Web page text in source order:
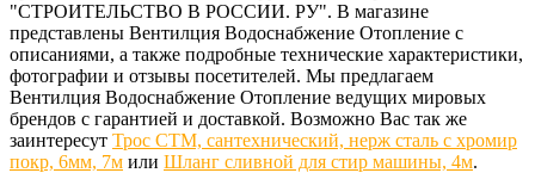
"СТРОИТЕЛЬСТВО В РОССИИ. РУ". В магазине
представлены Вентилция Водоснабжение Отопление с
описаниями, а также подробные технические характеристики,
фотографии и отзывы посетителей. Мы предлагаем
Вентилция Водоснабжение Отопление ведущих мировых
брендов с гарантией и доставкой. Возможно Вас так же
заинтересут Трос СТМ, сантехнический, нерж сталь с хромир
покр, 6мм, 7м или Шланг сливной для стир машины, 4м.